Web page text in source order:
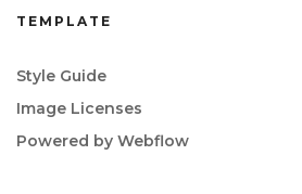
TEMPLATE
Style Guide
Image Licenses
Powered by Webflow